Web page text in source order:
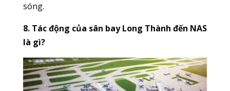
sóng.
8. Tác động của sân bay Long Thành đến NAS
là gì?